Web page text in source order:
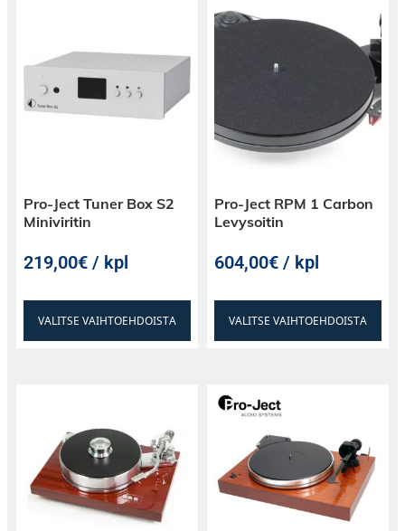
Pro-Ject Tuner Box S2
Miniviritin
219,00€ / kpl
VALITSE VAIHTOEHDOISTA
Pro-Ject RPM 1 Carbon
Levysoitin
604,00€ / kpl
VALITSE VAIHTOEHDOISTA